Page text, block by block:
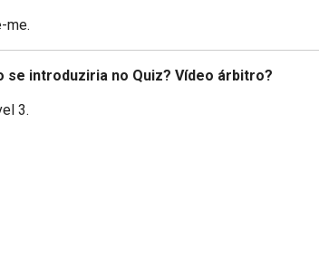
me.
se introduziria no Quiz? Vídeo árbitro?
3.